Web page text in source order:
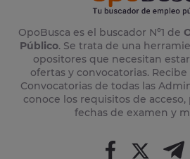
OpoBusca es el buscador Nº1 de
Público. Se trata de una
opositores que necesitan
ofertas y convocatorias.
Convocatorias de todas las
conoce los requisitos de acceso,
fechas de examen y